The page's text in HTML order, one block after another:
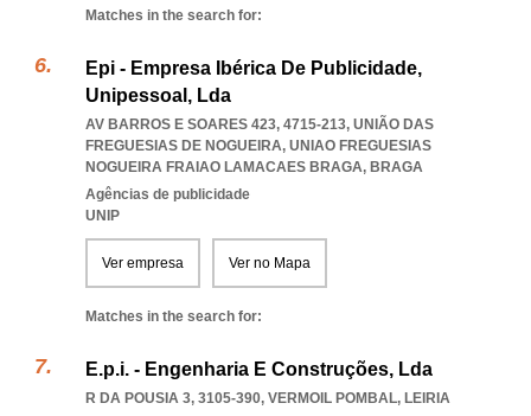
Matches in the search for:
Epi - Empresa Ibérica De Publicidade,
Unipessoal, Lda
AV BARROS E SOARES 423, 4715-213, UNIÃO DAS
FREGUESIAS DE NOGUEIRA, UNIAO FREGUESIAS
NOGUEIRA FRAIAO LAMACAES BRAGA, BRAGA
Agências de publicidade
UNIP
Ver empresa Ver no Mapa
Matches in the search for:
E.p.i. - Engenharia E Construções, Lda
R DA POUSIA 3, 3105-390, VERMOIL POMBAL, LEIRIA